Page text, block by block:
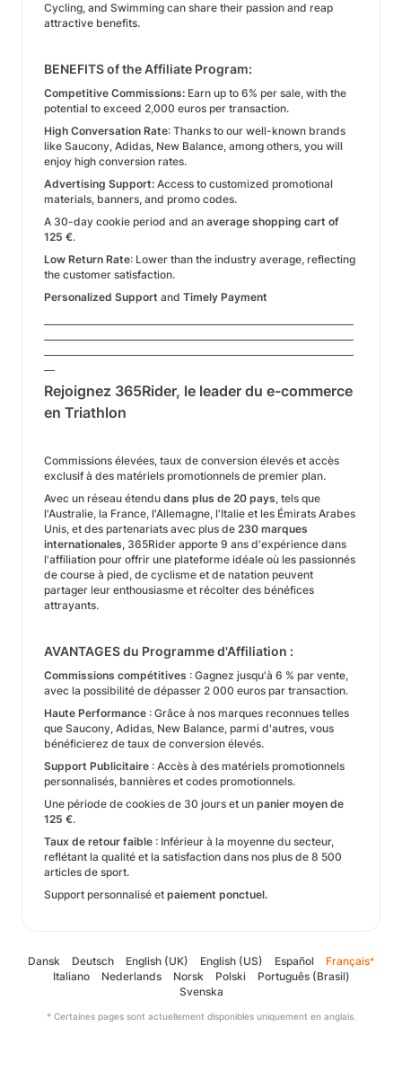
Cycling, and Swimming can share their passion and reap
attractive benefits.
BENEFITS of the Affiliate Program:
Competitive Commissions: Earn up to 6% per sale, with the
potential to exceed 2,000 euros per transaction.
High Conversation Rate: Thanks to our well-known brands
like Saucony, Adidas, New Balance, among others, you will
enjoy high conversion rates.
Advertising Support: Access to customized promotional
materials, banners, and promo codes.
A 30-day cookie period and an average shopping cart of
125 €.
Low Return Rate: Lower than the industry average, reflecting
the customer satisfaction.
Personalized Support and Timely Payment
Rejoignez 365Rider, le leader du e-commerce
en Triathlon
Commissions élevées, taux de conversion élevés et accès
exclusif à des matériels promotionnels de premier plan.
Avec un réseau étendu dans plus de 20 pays, tels que
l'Australie, la France, l'Allemagne, l'Italie et les Émirats Arabes
Unis, et des partenariats avec plus de 230 marques
internationales, 365Rider apporte 9 ans d'expérience dans
l'affiliation pour offrir une plateforme idéale où les passionnés
de course à pied, de cyclisme et de natation peuvent
partager leur enthousiasme et récolter des bénéfices
attrayants.
AVANTAGES du Programme d'Affiliation :
Commissions compétitives : Gagnez jusqu'à 6 % par vente,
avec la possibilité de dépasser 2 000 euros par transaction.
Haute Performance : Grâce à nos marques reconnues telles
que Saucony, Adidas, New Balance, parmi d'autres, vous
bénéficierez de taux de conversion élevés.
Support Publicitaire : Accès à des matériels promotionnels
personnalisés, bannières et codes promotionnels.
Une période de cookies de 30 jours et un panier moyen de
125 €.
Taux de retour faible : Inférieur à la moyenne du secteur,
reflétant la qualité et la satisfaction dans nos plus de 8 500
articles de sport.
Support personnalisé et paiement ponctuel.
Dansk Deutsch English (UK) English (US) Español Français*
Italiano Nederlands Norsk Polski
Português (Brasil)
Svenska
* Certaines pages sont actuellement disponibles uniquement en anglais.